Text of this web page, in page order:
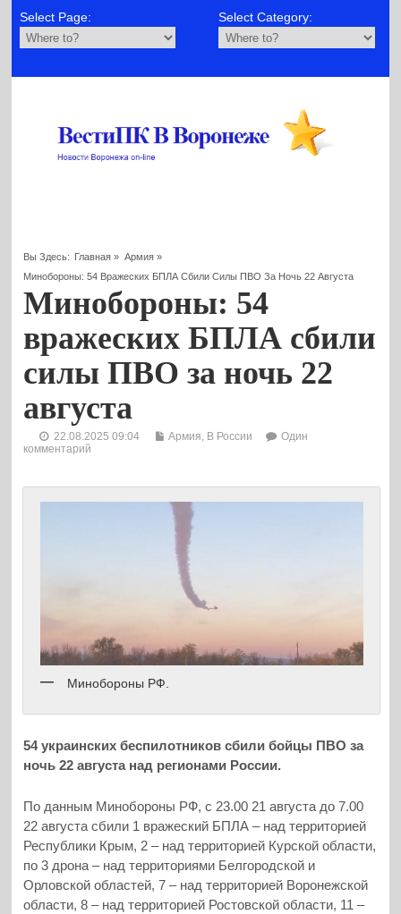
Select Page: Select Category:
Вы Здесь: Главная » Армия»
Минобороны: 54 Вражеских БПЛА Сбили Силы ПВО За Ночь 22 Августа
Минобороны: 54
вражеских БПЛА сбили
силы ПВО за ночь 22
августа
22.08.2025 09:04 Армия В России
Один
комментарий
Минобороны РФ.
54 украинских беспилотников сбили бойцы ПВО за
ночь 22 августа над регионами России.
По данным Минобороны РФ, с 23.00 21 августа до 7.00
22 августа сбили 1 вражеский БПЛА – над территорией
Республики Крым, 2 – над территорией Курской области,
по 3 дрона – над территориями Белгородской и
Орловской областей, 7 – над территорией Воронежской
области, 8 – над территорией Ростовской области, 11 –